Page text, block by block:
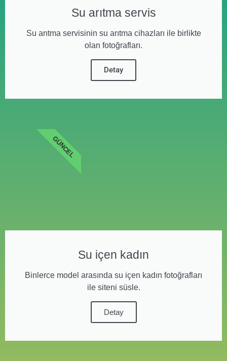
Su arıtma servis
Su arıtma servisinin su arıtma cihazları ile birlikte
olan fotoğrafları.
Detay
Su içen kadın
Binlerce model arasında su içen kadın fotoğrafları
ile siteni süsle.
Detay
GÜNCEL